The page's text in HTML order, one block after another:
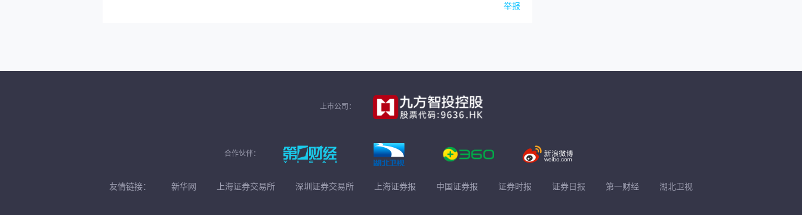
举报
上市公司：
合作伙伴：
友情链接： 新华网 上海证券交易所 深圳证券交易所 上海证券报 中国证券报 证券时报 证券日报 第一财经 湖北卫视